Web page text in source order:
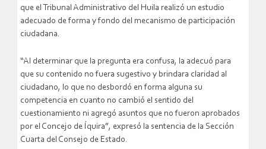
que el Tribunal Administrativo del Huila realizó un estudio
adecuado de forma y fondo del mecanismo de participación
ciudadana.
“Al determinar que la pregunta era confusa, la adecuó para
que su contenido no fuera sugestivo y brindara claridad al
ciudadano, lo que no desbordó en forma alguna su
competencia en cuanto no cambió el sentido del
cuestionamiento ni agregó asuntos que no fueron aprobados
por el Concejo de Íquira”, expresó la sentencia de la Sección
Cuarta del Consejo de Estado.